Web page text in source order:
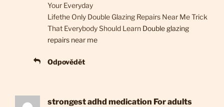
Your Everyday
Lifethe Only Double Glazing Repairs Near Me Trick
That Everybody Should Learn Double glazing
repairs near me
Odpovědět
strongest adhd medication For adults